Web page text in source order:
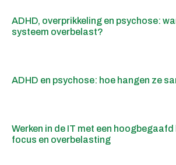
ADHD, overprikkeling en psychose:
systeem overbelast?
ADHD en psychose: hoe hangen ze
Werken in de IT met een
focus en overbelasting